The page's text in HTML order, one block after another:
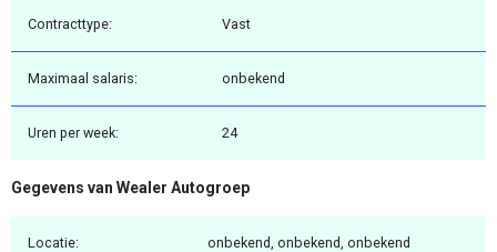
Contracttype: Vast
Maximaal salaris: onbekend
Uren per week: 24
Gegevens van Wealer Autogroep
Locatie: onbekend, onbekend, onbekend